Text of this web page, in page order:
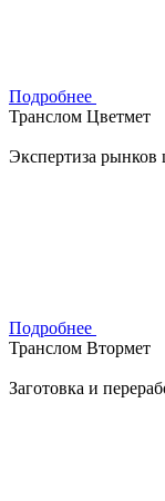
Подробнее
Транслом Цветмет
Экспертиза рынков
Подробнее
Транслом Втормет
Заготовка и